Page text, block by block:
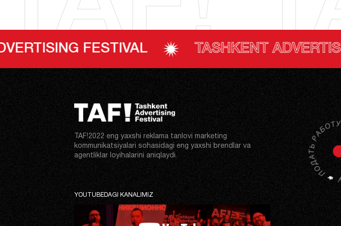
TASHKENT ADVERTISING
TAF!2022 eng yaxshi reklama tanlovi marketing
kommunikatsiyalari sohasidagi eng yaxshi brendlar va
agentliklar loyihalarini aniqlaydi.
YOUTUBEDAGI KANALIMIZ